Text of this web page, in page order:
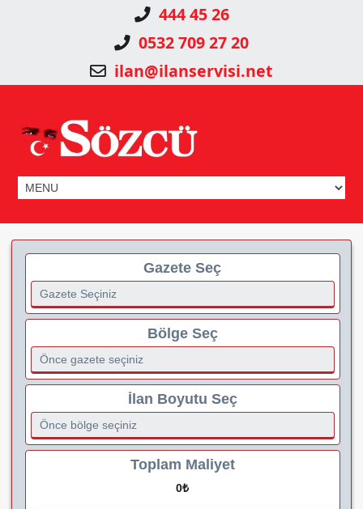
444 45 26
0532 709 27 20
ilan@ilanservisi.net
Gazete Seç
Bölge Seç
İlan Boyutu Seç
Toplam Maliyet
0₺